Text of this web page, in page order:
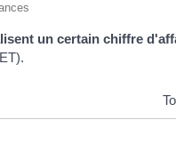
un certain chiffre